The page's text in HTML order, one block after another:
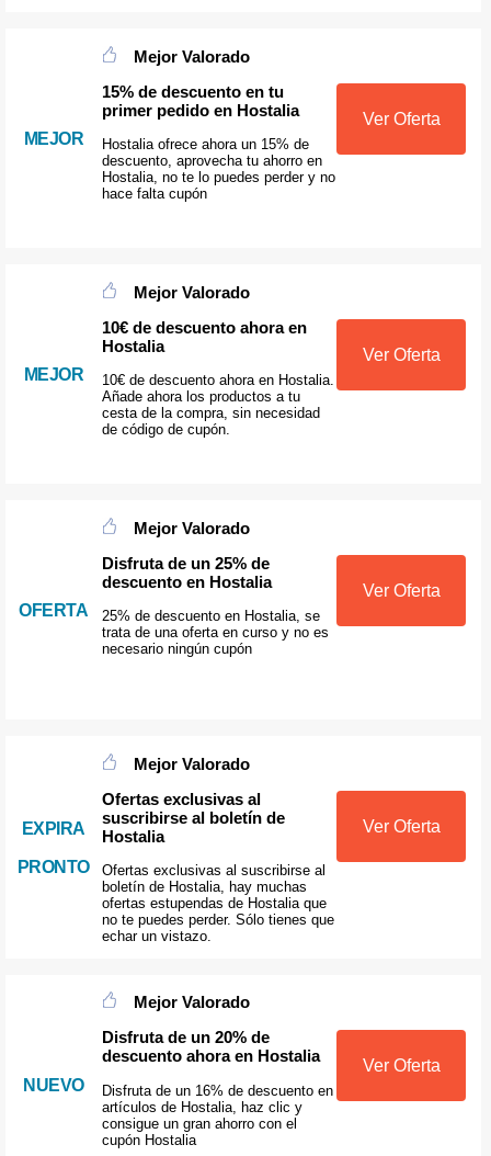
MEJOR
Mejor Valorado
15% de descuento en tu
primer pedido en Hostalia
Hostalia ofrece ahora un 15% de
descuento, aprovecha tu ahorro en
Hostalia, no te lo puedes perder y no
hace falta cupón
Ver Oferta
MEJOR
Mejor Valorado
10€ de descuento ahora en
Hostalia
10€ de descuento ahora en Hostalia.
Añade ahora los productos a tu
cesta de la compra, sin necesidad
de código de cupón.
Ver Oferta
OFERTA
Mejor Valorado
Disfruta de un 25% de
descuento en Hostalia
25% de descuento en Hostalia, se
trata de una oferta en curso y no es
necesario ningún cupón
Ver Oferta
EXPIRA
PRONTO
Mejor Valorado
Ofertas exclusivas al
suscribirse al boletín de
Hostalia
Ofertas exclusivas al suscribirse al
boletín de Hostalia, hay muchas
ofertas estupendas de Hostalia que
no te puedes perder. Sólo tienes que
echar un vistazo.
Ver Oferta
NUEVO
Mejor Valorado
Disfruta de un 20% de
descuento ahora en Hostalia
Disfruta de un 16% de descuento en
artículos de Hostalia, haz clic y
consigue un gran ahorro con el
cupón Hostalia
Ver Oferta